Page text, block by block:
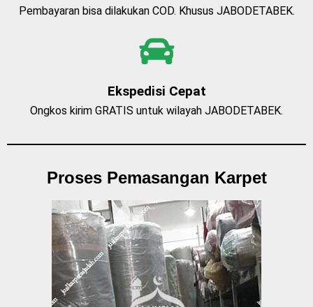
Pembayaran bisa dilakukan COD. Khusus JABODETABEK.
Ekspedisi Cepat
Ongkos kirim GRATIS untuk wilayah JABODETABEK.
Proses Pemasangan Karpet